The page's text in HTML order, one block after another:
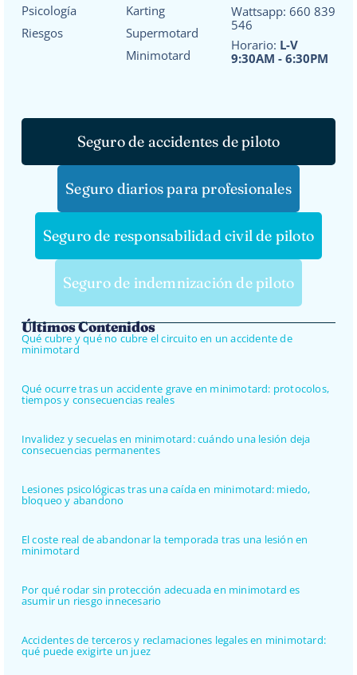
Psicología
Riesgos
Karting
Supermotard
Minimotard
Wattsapp: 660 839
546
Horario: L-V
9:30AM - 6:30PM
Seguro de accidentes de piloto
Seguro diarios para profesionales
Seguro de responsabilidad civil de piloto
Seguro de indemnización de piloto
Últimos Contenidos
Qué cubre y qué no cubre el circuito en un accidente de
minimotard
Qué ocurre tras un accidente grave en minimotard: protocolos,
tiempos y consecuencias reales
Invalidez y secuelas en minimotard: cuándo una lesión deja
consecuencias permanentes
Lesiones psicológicas tras una caída en minimotard: miedo,
bloqueo y abandono
El coste real de abandonar la temporada tras una lesión en
minimotard
Por qué rodar sin protección adecuada en minimotard es
asumir un riesgo innecesario
Accidentes de terceros y reclamaciones legales en minimotard:
qué puede exigirte un juez